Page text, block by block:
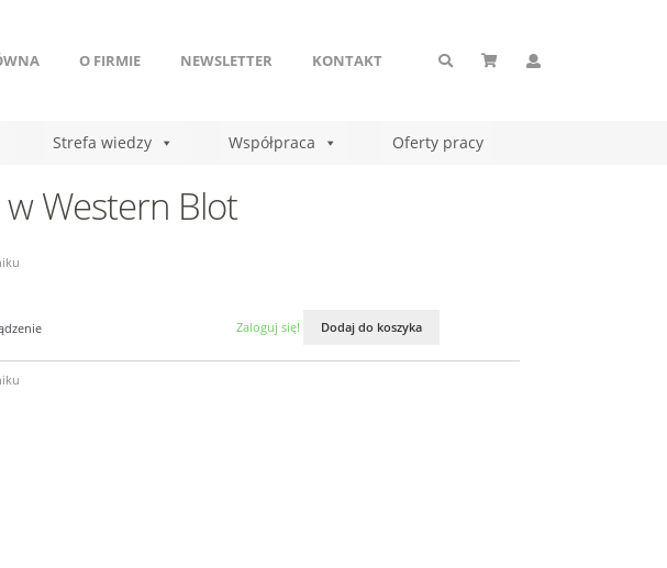
O FIRMIE NEWSLETTER KONTAKT
Strefa wiedzy Współpraca Oferty pracy
Western Blot
Zaloguj się! Dodaj do koszyka